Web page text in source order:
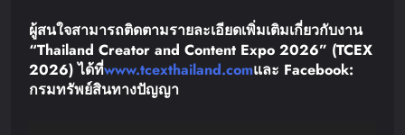
ผู้สนใจสามารถติดตามรายละเอียดเพิ่มเติมเกี่ยวกับงาน
“Thailand Creator and Content Expo 2026” (TCEX
2026)ได้ที่www.tcexthailand.comและ Facebook:
กรมทรัพย์สินทางปัญญา